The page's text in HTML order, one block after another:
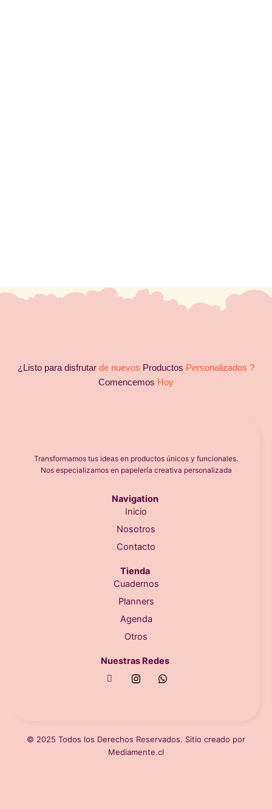
¿Listo para disfrutar de nuevos Productos Personalizados ?
Comencemos Hoy
Transformamos tus ideas en productos únicos y funcionales.
Nos especializamos en papelería creativa personalizada
Navigation
Inicio
Nosotros
Contacto
Tienda
Cuadernos
Planners
Agenda
Otros
Nuestras Redes
© 2025 Todos los Derechos Reservados. Sitio creado por
Mediamente.cl